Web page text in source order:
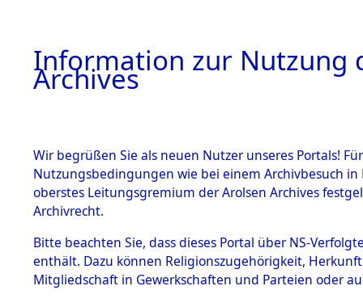
BESTÄNDE
1.
Ebenried
Information zur Nutzung
Archives
Wir begrüßen Sie als neuen Nutzer unseres Portals!
Nutzungsbedingungen wie bei einem Archivbesuch
oberstes Leitungsgremium der Arolsen Archives
Archivrecht.
Bitte beachten Sie, dass dieses Portal über NS-
enthält. Dazu können Religionszugehörigkeit,
Mitgliedschaft in Gewerkschaften und Parteien oder